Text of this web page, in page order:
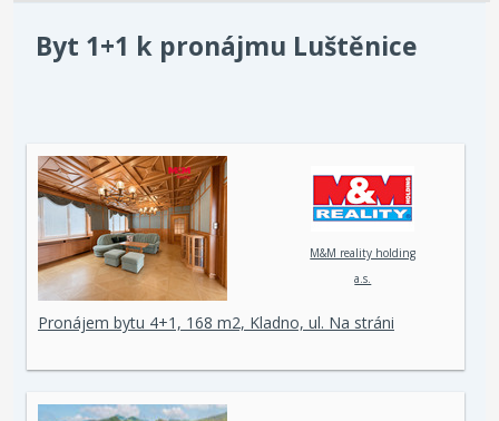
Byt 1+1 k pronájmu Luštěnice
M&M reality holding
a.s.
Pronájem bytu 4+1, 168 m2, Kladno, ul. Na stráni